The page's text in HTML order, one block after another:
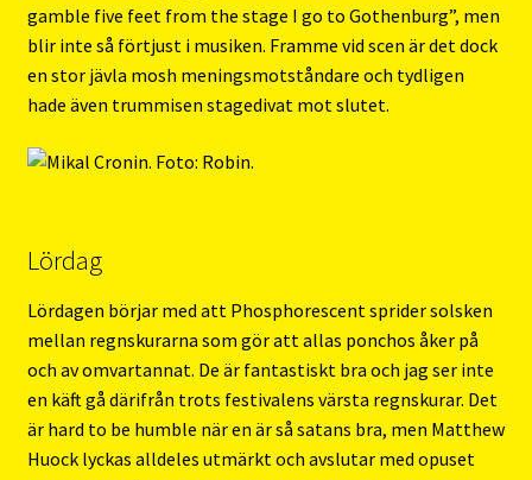
gamble five feet from the stage I go to Gothenburg”, men
blir inte så förtjust i musiken. Framme vid scen är det dock
en stor jävla mosh meningsmotståndare och tydligen
hade även trummisen stagedivat mot slutet.
Lördag
Lördagen börjar med att Phosphorescent sprider solsken
mellan regnskurarna som gör att allas ponchos åker på
och av omvartannat. De är fantastiskt bra och jag ser inte
en käft gå därifrån trots festivalens värsta regnskurar. Det
är hard to be humble när en är så satans bra, men Matthew
Huock lyckas alldeles utmärkt och avslutar med opuset